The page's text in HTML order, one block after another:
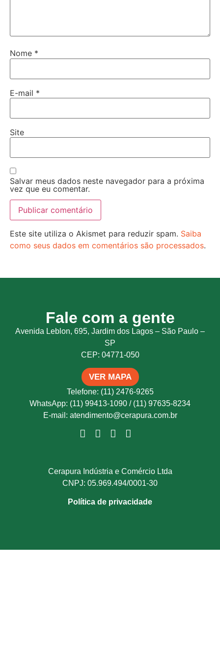
Nome *
E-mail *
Site
Salvar meus dados neste navegador para a próxima
vez que eu comentar.
Este site utiliza o Akismet para reduzir spam. Saiba
como seus dados em comentários são processados.
Fale com a gente
Avenida Leblon, 695, Jardim dos Lagos – São Paulo –
SP
CEP: 04771-050
VER MAPA
Telefone: (11) 2476-9265
WhatsApp: (11) 99413-1090 / (11) 97635-8234
E-mail: atendimento@cerapura.com.br
Cerapura Indústria e Comércio Ltda
CNPJ: 05.969.494/0001-30
Política de privacidade